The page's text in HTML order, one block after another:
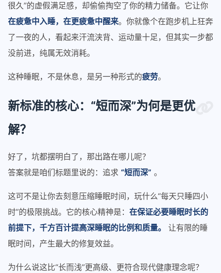
很久”的虚假满足感，却偷偷掏空了你的精力储备。它让你
在疲惫中入睡，在更疲惫中醒来。你就像个在跑步机上狂奔
了一夜的人，看起来汗流浃背、运动量十足，但其实一步都
没前进，纯属无效消耗。
这种睡眠，不是休息，是另一种形式的疲劳。
新标准的核心：“短而深”为何是更优
解？
好了，坑都摆明白了，那出路在哪儿呢？
答案就是咱们标题里说的：追求 “短而深” 。
这可不是让你去刻意压缩睡眠时间，玩什么“每天只睡四小
时”的极限挑战。它的核心精神是： 在保证必要睡眠时长的
前提下，千方百计提高深睡眠的比例和质量。
让有限的睡
眠时间，产生最大的修复效益。
为什么说这比“长而浅”更高级、更符合现代健康理念呢？